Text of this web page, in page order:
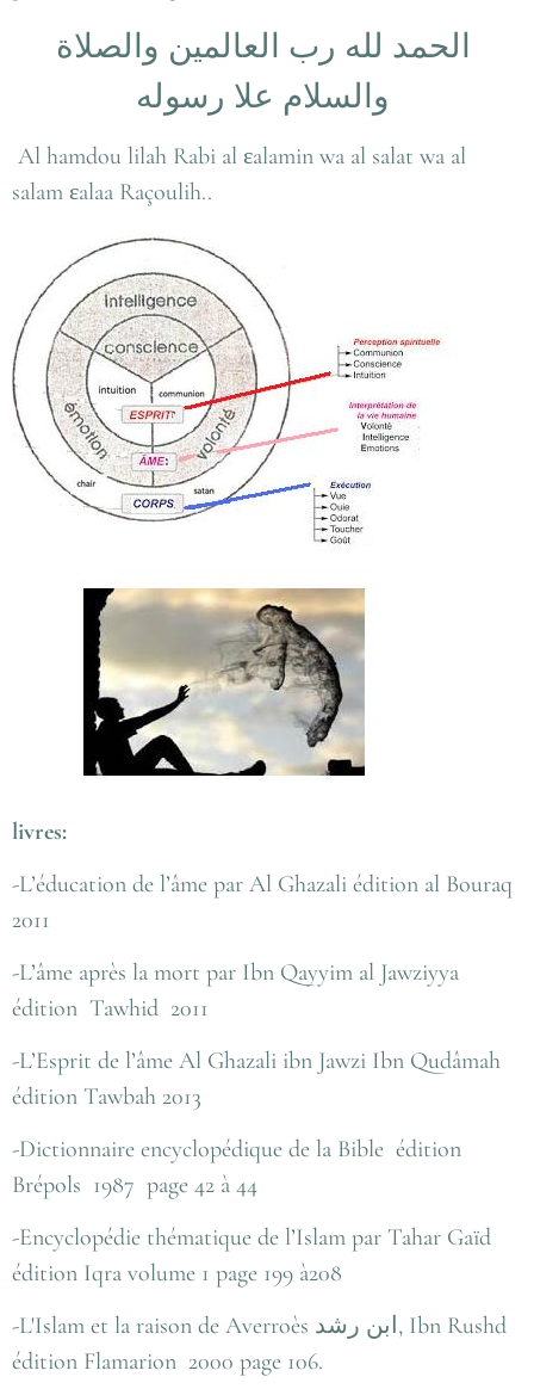
الحمد لله رب العالمين والصلاة
والسلام علا رسوله
Al hamdou lilah Rabi al εalamin wa al salat wa al
salam εalaa Raçoulih..
livres:
-L’éducation de l’âme par Al Ghazali édition al Bouraq
2011
-L’âme après la mort par Ibn Qayyim al Jawziyya
édition Tawhid 2011
-L’Esprit de l’âme Al Ghazali ibn Jawzi Ibn Qudâmah
édition Tawbah 2013
-Dictionnaire encyclopédique de la Bible édition
Brépols 1987 page 42 à 44
-Encyclopédie thématique de l’Islam par Tahar Gaïd
édition Iqra volume 1 page 199 à208
-L'Islam et la raison de Averroès ابن رشد, Ibn Rushd
édition Flamarion 2000 page 106.